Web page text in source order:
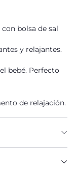
bolsa de sal
y relajantes.
bebé. Perfecto
de relajación.